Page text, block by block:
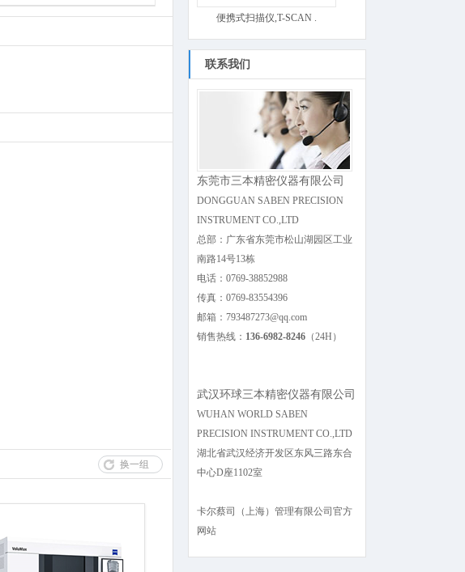
便携式扫描仪,T-SCAN .
联系我们
东莞市三本精密仪器有限公司
DONGGUAN SABEN PRECISION
INSTRUMENT CO.,LTD
总部：广东省东莞市松山湖园区工业
南路14号13栋
电话：0769-38852988
传真：0769-83554396
邮箱：793487273@qq.com
销售热线： 136-6982-8246 （24H）
武汉环球三本精密仪器有限公司
WUHAN WORLD SABEN
PRECISION INSTRUMENT CO.,LTD
湖北省武汉经济开发区东风三路东合
中心D座1102室
卡尔蔡司（上海）管理有限公司官方
网站
换一组